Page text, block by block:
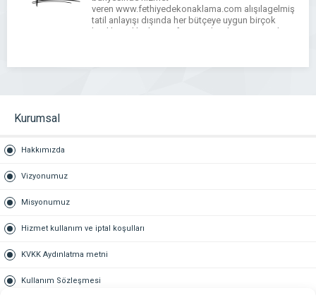
veren www.fethiyedekonaklama.com alışılagelmiş
tatil anlayışı dışında her bütçeye uygun birçok
kiralık yazlık alternatifi sunmaktadır. Dünyanın her
Kurumsal
Hakkımızda
Vizyonumuz
Misyonumuz
Hizmet kullanım ve iptal koşulları
KVKK Aydınlatma metni
Kullanım Sözleşmesi